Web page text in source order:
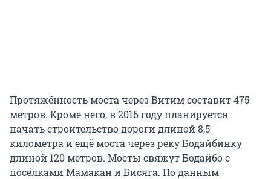
Протяжённость моста через Витим составит 475
метров. Кроме него, в 2016 году планируется
начать строительство дороги длиной 8,5
километра и ещё моста через реку Бодайбинку
длиной 120 метров. Мосты свяжут Бодайбо с
посёлками Мамакан и Бисяга. По данным